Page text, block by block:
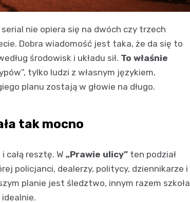
nie opiera się na dwóch czy trzech
Dobra wiadomość jest taka, że da się to
środowisk i układu sił. To właśnie
tylko ludzi z własnym językiem,
planu zostają w głowie na długo.
tak mocno
całą resztę. W „Prawie ulicy” ten podział
policjanci, dealerzy, politycy, dziennikarze i
planie jest śledztwo, innym razem szkoła